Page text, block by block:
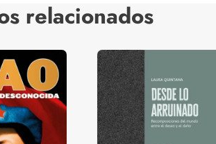
relacionados